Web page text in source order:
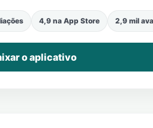
4,9 na App Store 2,9 mil
o aplicativo